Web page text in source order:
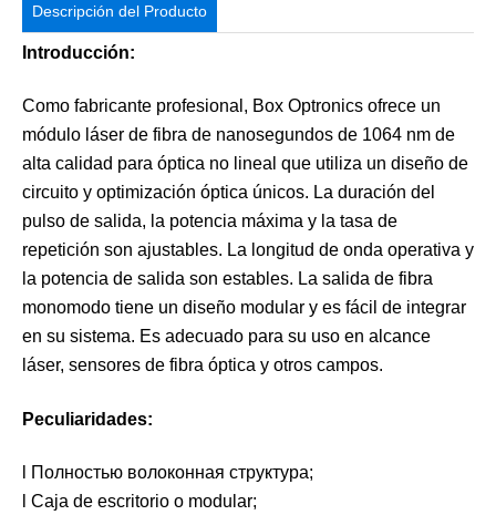
Descripción del Producto
Introducción:
Como fabricante profesional, Box Optronics ofrece un
módulo láser de fibra de nanosegundos de 1064 nm de
alta calidad para óptica no lineal que utiliza un diseño de
circuito y optimización óptica únicos. La duración del
pulso de salida, la potencia máxima y la tasa de
repetición son ajustables. La longitud de onda operativa y
la potencia de salida son estables. La salida de fibra
monomodo tiene un diseño modular y es fácil de integrar
en su sistema. Es adecuado para su uso en alcance
láser, sensores de fibra óptica y otros campos.
Peculiaridades:
l Полностью волоконная структура;
l Caja de escritorio o modular;